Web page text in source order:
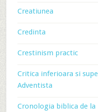
Creatiunea
Credinta
Crestinism practic
Critica inferioara si
Adventista
Cronologia biblica de la